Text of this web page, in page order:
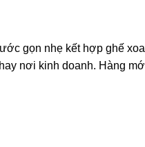
gọn nhẹ kết hợp ghế
nơi kinh doanh. Hàng